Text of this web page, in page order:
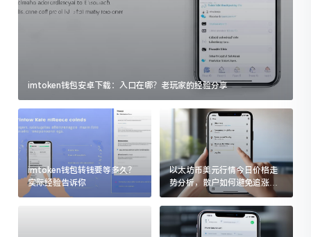
imtoken钱包安卓下载：入口在哪？老玩家的经验分享
imtoken钱包转钱要等多久？
实际经验告诉你
以太坊币美元行情今日价格走
势分析，散户如何避免追涨杀
跌被套牢